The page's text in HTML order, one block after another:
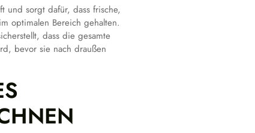
und sorgt dafür, dass frische,
optimalen Bereich gehalten.
dass die gesamte
bevor sie nach draußen